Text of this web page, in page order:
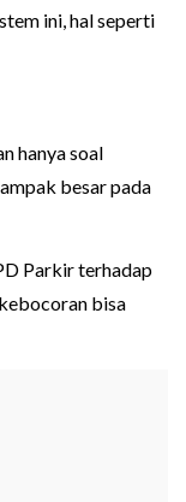
ini, hal seperti
hanya soal
besar pada
Parkir terhadap
bisa